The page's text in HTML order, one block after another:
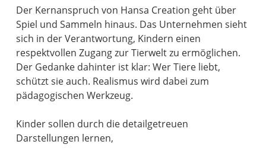
Der Kernanspruch von Hansa Creation geht über
Spiel und Sammeln hinaus. Das Unternehmen sieht
sich in der Verantwortung, Kindern einen
respektvollen Zugang zur Tierwelt zu ermöglichen.
Der Gedanke dahinter ist klar: Wer Tiere liebt,
schützt sie auch. Realismus wird dabei zum
pädagogischen Werkzeug.
Kinder sollen durch die detailgetreuen